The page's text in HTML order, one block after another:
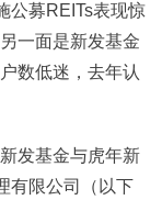
公募REITs表现惊
一面是新发基金
数低迷，去年认
发基金与虎年新
有限公司（以下